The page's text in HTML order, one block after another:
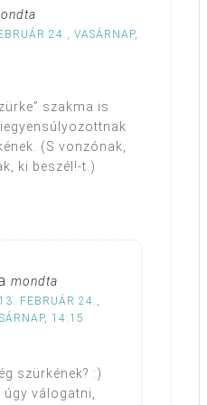
24., VASÁRNAP,
szakma is
(S vonzónak,
ki beszél!-t.)
mondta
FEBRUÁR 24.,
14:15
szürkének? :)
úgy válogatni,